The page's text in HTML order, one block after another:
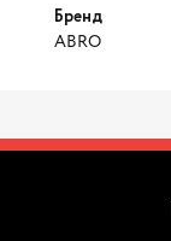
Бренд
ABRO